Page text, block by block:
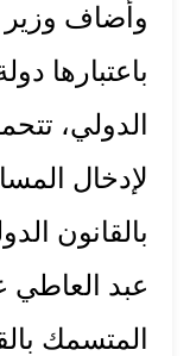
وأضاف وزير
باعتبارها
الدولي،
لإدخال
بالقانون
عبد
المتسمك